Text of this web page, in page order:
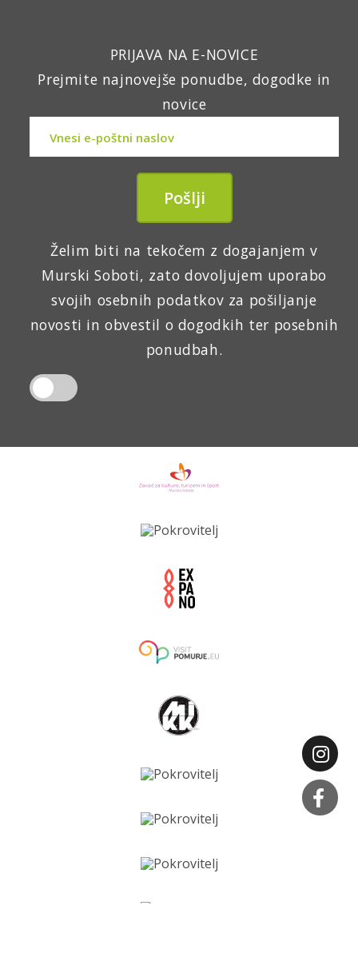
PRIJAVA NA E-NOVICE
Prejmite najnovejše ponudbe, dogodke in
novice
Želim biti na tekočem z dogajanjem v
Murski Soboti, zato dovoljujem uporabo
svojih osebnih podatkov za pošiljanje
novosti in obvestil o dogodkih ter posebnih
ponudbah.